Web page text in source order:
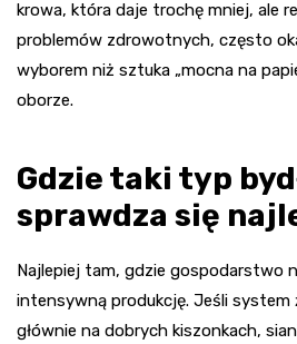
krowa, która daje trochę mniej, ale
problemów zdrowotnych, często
wyborem niż sztuka „mocna na
oborze.
Gdzie taki typ
sprawdza się
Najlepiej tam, gdzie gospodarstwo
intensywną produkcję. Jeśli system
głównie na dobrych kiszonkach,